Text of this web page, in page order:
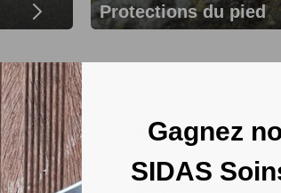
Protections du pied
Gagnez
SIDAS